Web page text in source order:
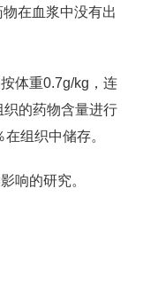
在血浆中没有出
体重0.7g/kg，连
的药物含量进行
组织中储存。
响的研究。